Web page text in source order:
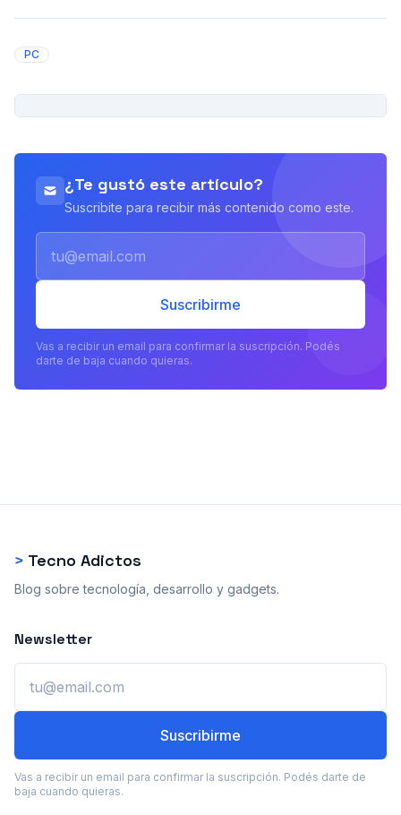
PC
¿Te gustó este artículo?
Suscribite para recibir más contenido como este.
Suscribirme
Vas a recibir un email para confirmar la suscripción. Podés
darte de baja cuando quieras.
> Tecno Adictos
Blog sobre tecnología, desarrollo y gadgets.
Newsletter
Suscribirme
Vas a recibir un email para confirmar la suscripción. Podés darte de
baja cuando quieras.